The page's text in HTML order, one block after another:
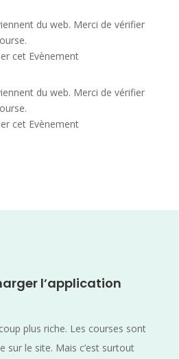
du web. Merci de vérifier
cet Evènement
du web. Merci de vérifier
cet Evènement
l’application
plus riche. Les courses sont
sur le site. Mais c’est surtout